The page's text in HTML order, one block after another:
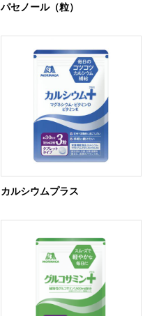
パセノール（粒）
カルシウムプラス